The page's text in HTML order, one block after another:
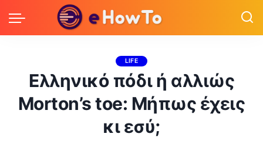
LIFE
Ελληνικό πόδι ή αλλιώς
Morton’s toe: Μήπως έχεις
κι εσύ;